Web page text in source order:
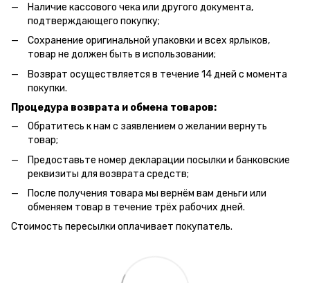
Наличие кассового чека или другого документа,
подтверждающего покупку;
Сохранение оригинальной упаковки и всех ярлыков,
товар не должен быть в использовании;
Возврат осуществляется в течение 14 дней с момента
покупки.
Процедура возврата и обмена товаров:
Обратитесь к нам с заявлением о желании вернуть
товар;
Предоставьте номер декларации посылки и банковские
реквизиты для возврата средств;
После получения товара мы вернём вам деньги или
обменяем товар в течение трёх рабочих дней.
Стоимость пересылки оплачивает покупатель.